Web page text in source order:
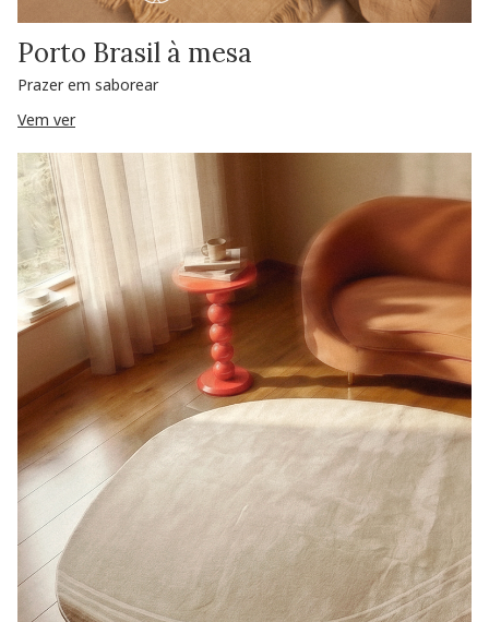
Porto Brasil à mesa
Prazer em saborear
Vem ver